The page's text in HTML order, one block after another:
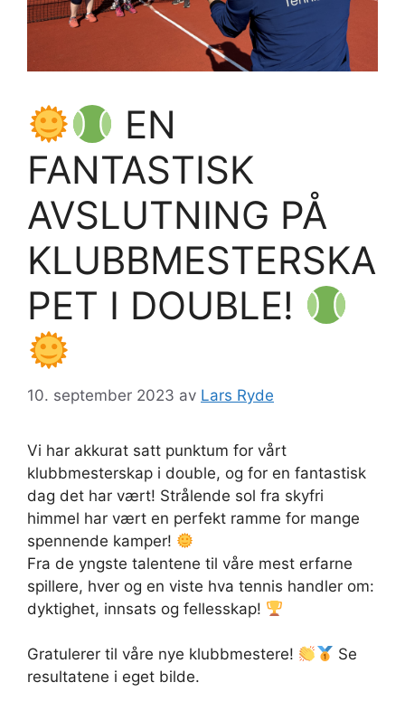
EN
FANTASTISK
AVSLUTNING PÅ
KLUBBMESTERSKA
PET I DOUBLE!
10. september 2023 av Lars Ryde
Vi har akkurat satt punktum for vårt
klubbmesterskap i double, og for en fantastisk
dag det har vært! Strålende sol fra skyfri
himmel har vært en perfekt ramme for mange
spennende kamper!
Fra de yngste talentene til våre mest erfarne
spillere, hver og en viste hva tennis handler om:
dyktighet, innsats og fellesskap!
Gratulerer til våre nye klubbmestere!
Se
resultatene i eget bilde.